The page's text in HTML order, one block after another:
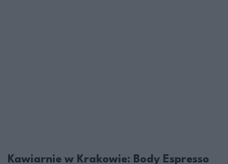
Kawiarnie w Krakowie: Body Espresso